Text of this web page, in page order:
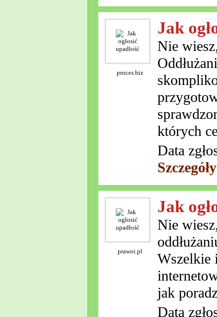
proces.biz
Jak
Nie
których
Data
prawoi.pl
Jak
Nie
Wszelkie
jak
Data